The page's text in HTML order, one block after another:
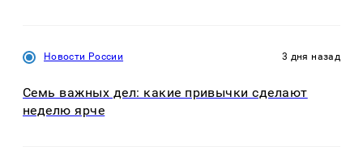
Новости России 3 дня назад
Семь важных дел: какие привычки сделают
неделю ярче